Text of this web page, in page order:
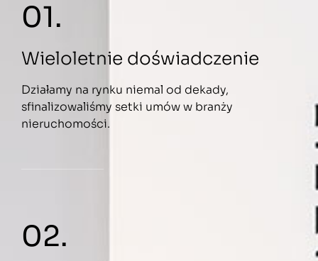
01.
Wieloletnie doświadczenie
Działamy na rynku niemal od dekady,
sfinalizowaliśmy setki umów w branży
nieruchomości.
02.